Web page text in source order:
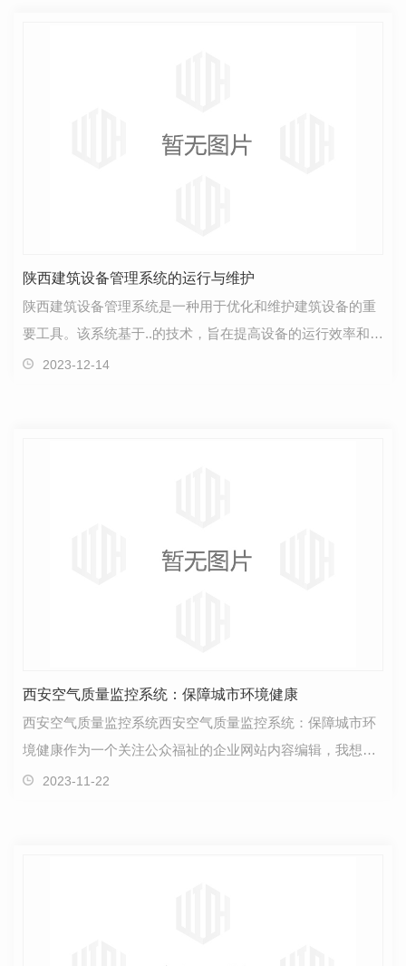
陕西建筑设备管理系统的运行与维护
陕西建筑设备管理系统是一种用于优化和维护建筑设备的重
要工具。该系统基于..的技术，旨在提高设备的运行效率和可
靠性，并..建筑的正常运行。这个管理系统采用了.…
2023-12-14
西安空气质量监控系统：保障城市环境健康
西安空气质量监控系统西安空气质量监控系统：保障城市环
境健康作为一个关注公众福祉的企业网站内容编辑，我想向
大家介绍一项重要的项目——西安空气质量监控系统。…
2023-11-22